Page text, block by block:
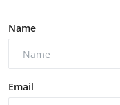
Name
Email